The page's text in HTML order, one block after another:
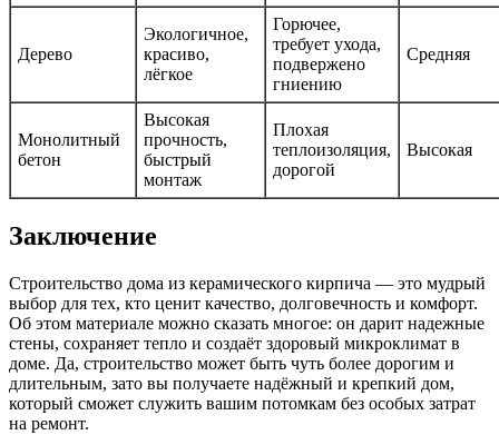
Дерево
Экологичное,
красиво,
лёгкое
Горючее,
требует ухода,
подвержено
гниению
Средняя
Монолитный
бетон
Высокая
прочность,
быстрый
монтаж
Плохая
теплоизоляция,
дорогой
Высокая
Заключение
Строительство дома из керамического кирпича — это мудрый
выбор для тех, кто ценит качество, долговечность и комфорт.
Об этом материале можно сказать многое: он дарит надежные
стены, сохраняет тепло и создаёт здоровый микроклимат в
доме. Да, строительство может быть чуть более дорогим и
длительным, зато вы получаете надёжный и крепкий дом,
который сможет служить вашим потомкам без особых затрат
на ремонт.